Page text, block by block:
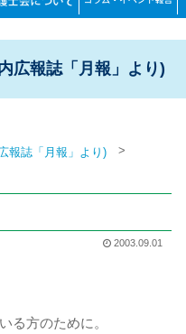
広報誌「月報」より)
報誌「月報」より) >
2003.09.01
る方のために。